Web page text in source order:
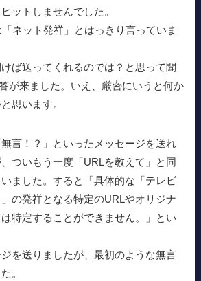
ットしませんでした。
ネット発祥」とはっきり言っていま
ば送ってくれるのでは？と思って聞
が来ました。いえ、厳密にいうと何か
思います。
言！？」といったメッセージを送れ
ついもう一度「URLを教えて」と同
ました。すると「具体的な「テレビ
の発祥となる特定のURLやオリジナ
特定することができません。」とい
を送りましたが、最初のような無言
。